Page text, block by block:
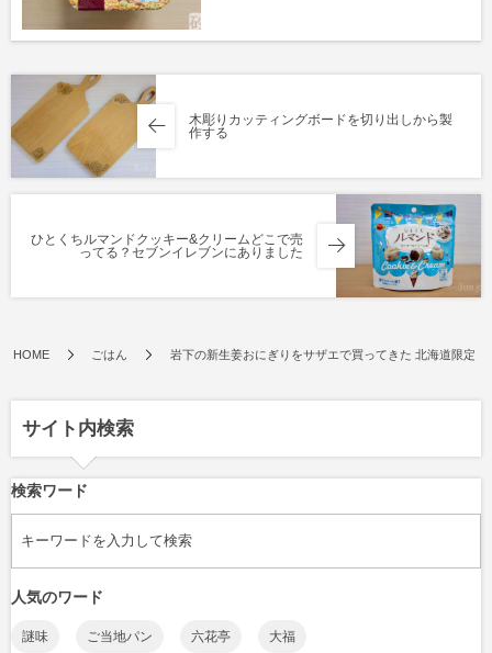
木彫りカッティングボードを切り出しから製
作する
ひとくちルマンドクッキー&クリームどこで売
ってる？セブンイレブンにありました
HOME ごはん 岩下の新生姜おにぎりをサザエで買ってきた 北海道限定
サイト内検索
検索ワード
人気のワード
謎味 ご当地パン 六花亭 大福